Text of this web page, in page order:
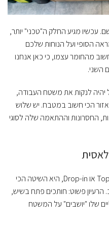
עכשיו מגיע החלק ה"טכני" יותר,
הסופי ועל הנוחות שלכם
מהחומר עצמו, כי כאן אנחנו
השני.
יהיה לנקות את משטח העבודה,
הכי חשוב במטבח. יש שלוש
החסרונות וההתאמה שלה לסוגי
, שידועה גם כ-Top-mount או Drop-in, היא השיטה הכי
הרעיון פשוט: חותכים פתח בשיש,
שלו "יושבים" על המשטח